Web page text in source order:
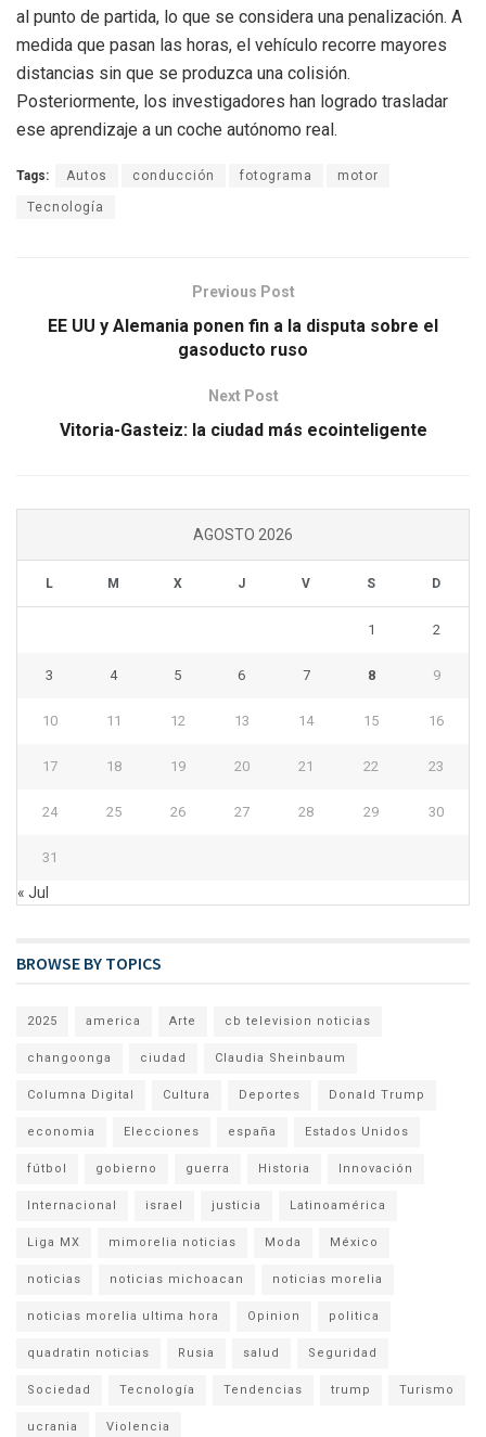
al punto de partida, lo que se considera una penalización. A
medida que pasan las horas, el vehículo recorre mayores
distancias sin que se produzca una colisión.
Posteriormente, los investigadores han logrado trasladar
ese aprendizaje a un coche autónomo real.
Tags: Autos conducción fotograma motor
Tecnología
Previous Post
EE UU y Alemania ponen fin a la disputa sobre el
gasoducto ruso
Next Post
Vitoria-Gasteiz: la ciudad más ecointeligente
AGOSTO 2026
L M X J V S D
1 2
3 4 5 6 7 8 9
10 11 12 13 14 15 16
17 18 19 20 21 22 23
24 25 26 27 28 29 30
31
« Jul
BROWSE BY TOPICS
2025 america Arte cb television noticias
changoonga ciudad Claudia Sheinbaum
Columna Digital Cultura Deportes Donald Trump
economia Elecciones españa Estados Unidos
fútbol gobierno guerra Historia Innovación
Internacional israel justicia Latinoamérica
Liga MX mimorelia noticias Moda México
noticias noticias michoacan noticias morelia
noticias morelia ultima hora Opinion politica
quadratin noticias Rusia salud Seguridad
Sociedad Tecnología Tendencias trump Turismo
ucrania Violencia